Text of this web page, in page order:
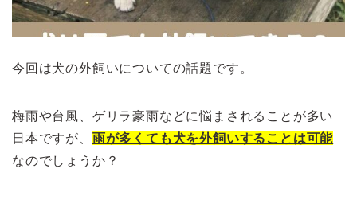
今回は犬の外飼いについての話題です。
梅雨や台風、ゲリラ豪雨などに悩まされることが多い
日本ですが、 雨が多くても犬を外飼いすることは可能
なのでしょうか？